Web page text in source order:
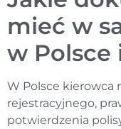
mieć w
w Polsce
W Polsce kierowca
rejestracyjnego,
potwierdzenia